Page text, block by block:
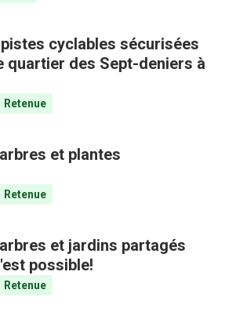
cyclables sécurisées
quartier des Sept-deniers à
Retenue
et plantes
Retenue
et jardins partagés
possible!
Retenue